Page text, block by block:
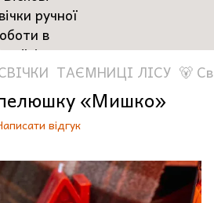
ТАЄМНИЦІ ЛІСУ 🐻
«Мишко»
відгук